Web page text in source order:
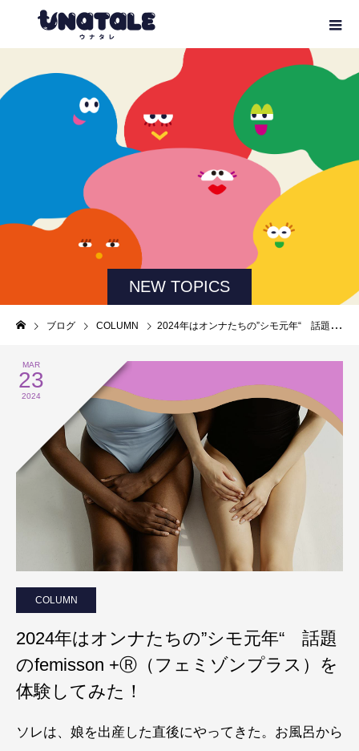
NEW TOPICS
ブログ COLUMN 2024年はオンナたちの”シモ元年“ 話題のfemisson +Ⓡ（フェミゾンプラス）を体験してみた！
MAR
23
2024
COLUMN
2024年はオンナたちの”シモ元年“ 話題
のfemisson +Ⓡ（フェミゾンプラス）を
体験してみた！
ソレは、娘を出産した直後にやってきた。お風呂から